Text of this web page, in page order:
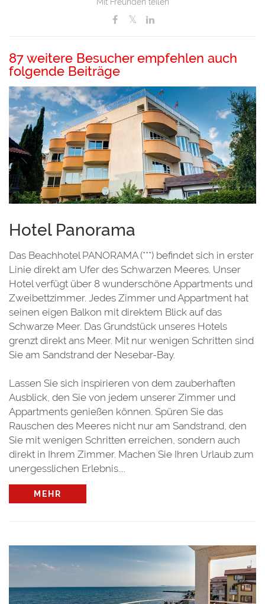
87 weitere Besucher empfehlen auch
folgende Beiträge
Hotel Panorama
Das Beachhotel PANORAMA (***) befindet sich in erster
Linie direkt am Ufer des Schwarzen Meeres. Unser
Hotel verfügt über 8 wunderschöne Appartments und
Zweibettzimmer. Jedes Zimmer und Appartment hat
seinen eigen Balkon mit direktem Blick auf das
Schwarze Meer. Das Grundstück unseres Hotels
grenzt direkt ans Meer. Mit nur wenigen Schritten sind
Sie am Sandstrand der Nesebar-Bay.
Lassen Sie sich inspirieren von dem zauberhaften
Ausblick, den Sie von jedem unserer Zimmer und
Appartments genießen können. Spüren Sie das
Rauschen des Meeres nicht nur am Sandstrand, den
Sie mit wenigen Schritten erreichen, sondern auch
direkt in Ihrem Zimmer. Machen Sie Ihren Urlaub zum
unergesslichen Erlebnis....
MEHR